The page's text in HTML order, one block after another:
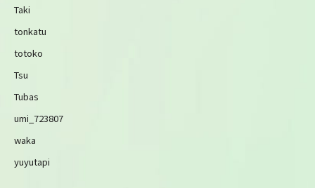
Taki
tonkatu
totoko
Tsu
Tubas
umi_723807
waka
yuyutapi